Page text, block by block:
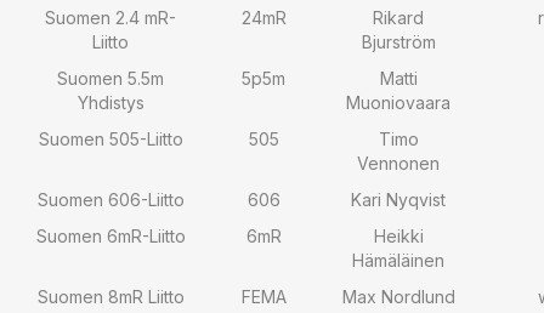
Suomen 2.4 mR-
Liitto
24mR
Rikard
Bjurström
Suomen 5.5m
Yhdistys
5p5m
Matti
Muoniovaara
Suomen 505-Liitto
505
Timo
Vennonen
Suomen 606-Liitto
606
Kari Nyqvist
Suomen 6mR-Liitto
6mR
Heikki
Hämäläinen
Suomen 8mR Liitto
FEMA Max Nordlund